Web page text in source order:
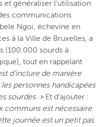
et généraliser l’utilisation
communications
Ngoi, échevine en
à la Ville de Bruxelles, a
(100.000 sourds à
tout en rappelant
d’inclure de manière
personnes handicapées
sourdes. »Et d’ajouter :
communs est nécessaire
journée est un petit pas